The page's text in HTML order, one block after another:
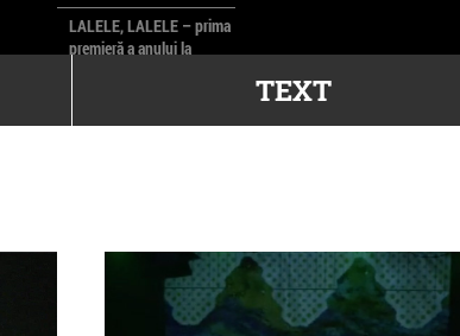
LALELE, LALELE – prima
premieră a anului la
poloneze la București
TEXT